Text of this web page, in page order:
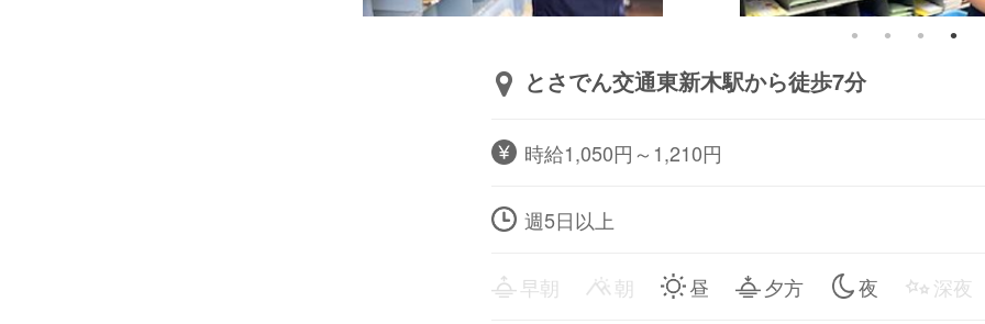
とさでん交通東新木駅から徒歩7分
時給1,050円～1,210円
週5日以上
早朝 朝 昼 夕方 夜 深夜